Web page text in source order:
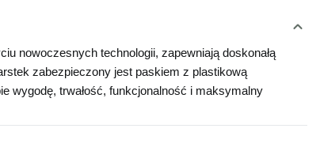
nowoczesnych technologii, zapewniają doskonałą
zabezpieczony jest paskiem z plastikową
wygodę, trwałość, funkcjonalność i maksymalny